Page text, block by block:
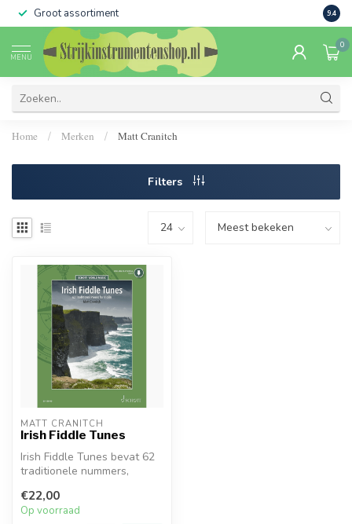
Groot assortiment 9.4
MENU
0
Home / Merken / Matt Cranitch
Filters
MATT CRANITCH
Irish Fiddle Tunes
Irish Fiddle Tunes bevat 62
traditionele nummers,
J...
€22,00
Op voorraad